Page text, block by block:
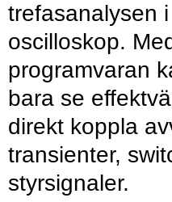
trefasanalysen
oscilloskop.
programvaran
bara se
direkt koppla
transienter,
styrsignaler.